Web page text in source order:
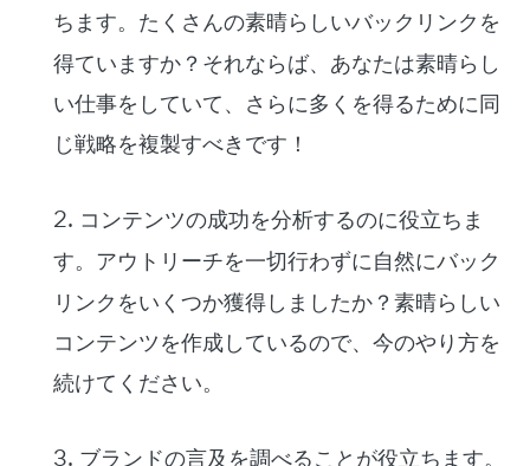
ちます。たくさんの素晴らしいバックリンクを
得ていますか？それならば、あなたは素晴らし
い仕事をしていて、さらに多くを得るために同
じ戦略を複製すべきです！
2. コンテンツの成功を分析するのに役立ちま
す。アウトリーチを一切行わずに自然にバック
リンクをいくつか獲得しましたか？素晴らしい
コンテンツを作成しているので、今のやり方を
続けてください。
3. ブランドの言及を調べることが役立ちます。